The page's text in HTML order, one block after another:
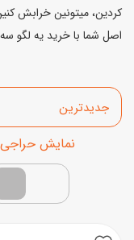
کردین، میتونین خرابش
اصل شما با خرید یه لگو سه
مرتب‌سازی محصولات